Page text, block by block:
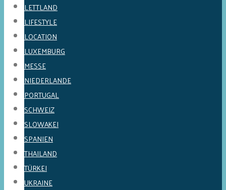
LETTLAND
LIFESTYLE
LOCATION
LUXEMBURG
MESSE
NIEDERLANDE
PORTUGAL
SCHWEIZ
SLOWAKEI
SPANIEN
THAILAND
TÜRKEI
UKRAINE